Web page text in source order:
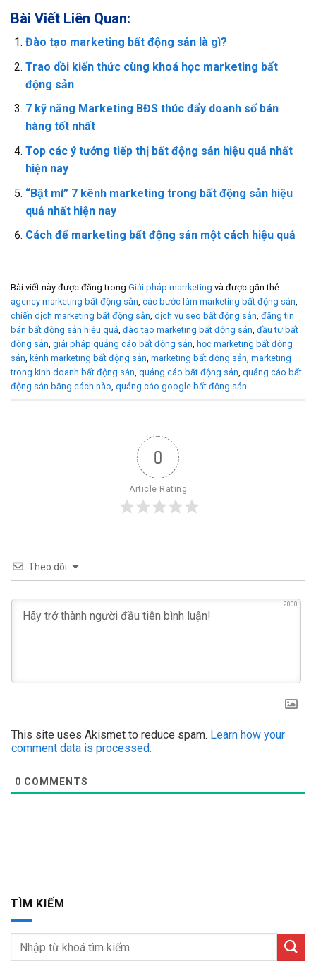
Bài Viết Liên Quan:
Đào tạo marketing bất động sản là gì?
Trao dồi kiến thức cùng khoá học marketing bất
động sản
7 kỹ năng Marketing BĐS thúc đẩy doanh số bán
hàng tốt nhất
Top các ý tưởng tiếp thị bất động sản hiệu quả nhất
hiện nay
“Bật mí” 7 kênh marketing trong bất động sản hiệu
quả nhất hiện nay
Cách để marketing bất động sản một cách hiệu quả
Bài viết này được đăng trong Giải pháp marrketing và được gắn thẻ
agency marketing bất động sản, các bước làm marketing bất động sản,
chiến dịch marketing bất động sản, dịch vụ seo bất động sản, đăng tin
bán bất động sản hiệu quả, đào tạo marketing bất động sản, đầu tư bất
động sản, giải pháp quảng cáo bất động sản, học marketing bất động
sản, kênh marketing bất động sản, marketing bất động sản, marketing
trong kinh doanh bất động sản, quảng cáo bất động sản, quảng cáo bất
động sản bằng cách nào, quảng cáo google bất động sản.
0
Article Rating
Theo dõi
2000
This site uses Akismet to reduce spam. Learn how your
comment data is processed.
0 COMMENTS
TÌM KIẾM